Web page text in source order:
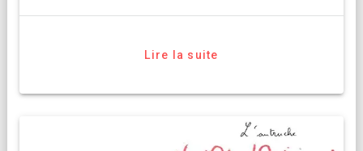
Lire la suite